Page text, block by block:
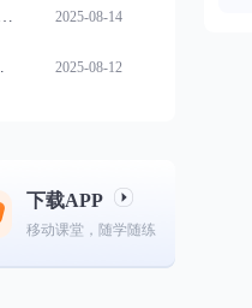
2025-08-14
2025-08-12
下载APP
移动课堂，随学随练